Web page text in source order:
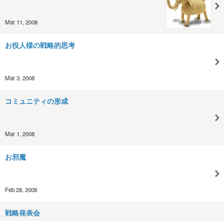
Mar 11, 2008
お役人様の戦略的思考
Mar 3, 2008
コミュニティの形成
Mar 1, 2008
お邪魔
Feb 28, 2008
戦略発表会